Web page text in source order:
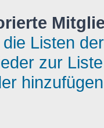
Listen
zur